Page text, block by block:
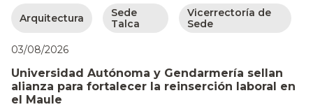
Arquitectura
Sede
Talca
Vicerrectoría de
Sede
03/08/2026
Universidad Autónoma y Gendarmería sellan
alianza para fortalecer la reinserción laboral en
el Maule